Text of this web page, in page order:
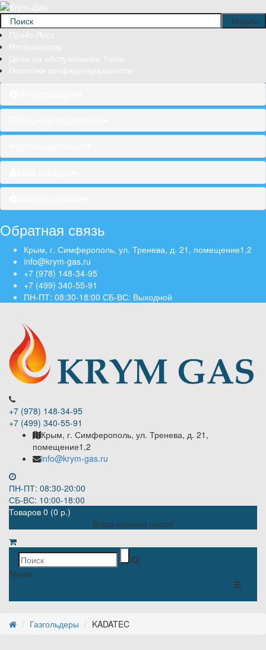
Обратная связь
Крым, г. Симферополь, ул. Тренева, д. 21, помещение1,2
info@krym-gas.ru
+7 (978) 148-34-95
+7 (499) 340-55-91 ​
ПН-ПТ: 08:30-18:00 СБ-ВС: Выходной
+7 (978) 148-34-95
+7 (499) 340-55-91 ​
Крым, г. Симферополь, ул. Тренева, д. 21,
помещение1,2
info@krym-gas.ru
ПН-ПТ: 08:30-20:00
СБ-ВС: 10:00-18:00
Товаров 0 (0 р.)
Ваша корзина пуста!
Меню
Газгольдеры KADATEC